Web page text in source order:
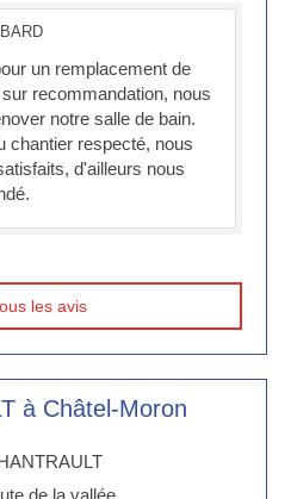
un remplacement de
recommandation, nous
notre salle de bain.
chantier respecté, nous
d'ailleurs nous
les avis
à Châtel-Moron
de la vallée